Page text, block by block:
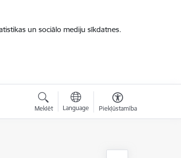
un sociālo mediju sīkdatnes.
Meklēt Language Piekļūstamība